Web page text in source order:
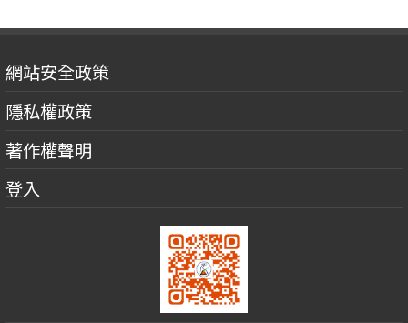
網站安全政策
隱私權政策
著作權聲明
登入